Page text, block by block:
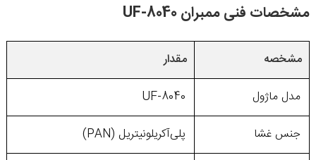
مشخصات فنی ممبران UF-8040
مشخصه
مقدار
مدل ماژول
UF-8040
جنس غشا
پلی‌آکریلونیتریل (PAN)